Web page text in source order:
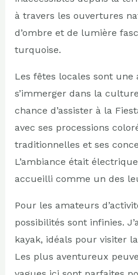
à travers les ouvertures
d’ombre et de lumière
turquoise.
Les fêtes locales sont une
s’immerger dans la
chance d’assister à la
avec ses processions
traditionnelles et ses
L’ambiance était
accueilli comme un des
Pour les amateurs
possibilités sont infinies.
kayak, idéals pour visiter
Les plus aventureux